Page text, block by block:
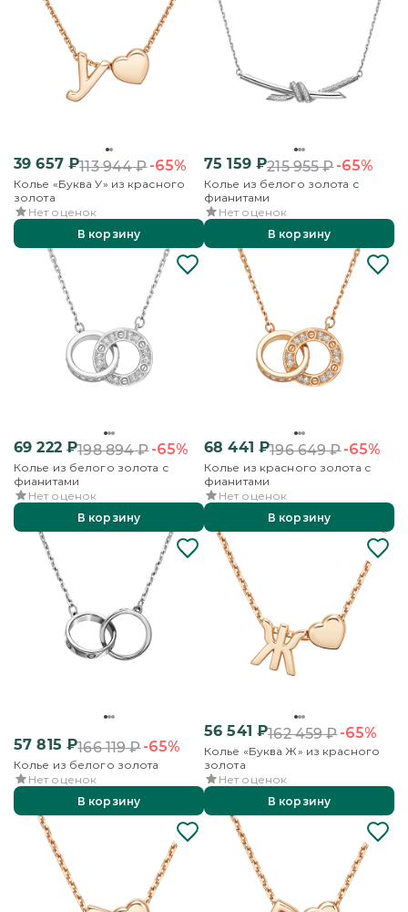
39 657₽113 944₽-65%
Колье «Буква У» из красного
золота
Нет оценок
В корзину
75 159₽215 955₽-65%
Колье из белого золота с
фианитами
Нет оценок
В корзину
69 222₽198 894₽-65%
Колье из белого золота с
фианитами
Нет оценок
В корзину
68 441 ₽196 649₽-65%
Колье из красного золота с
фианитами
Нет оценок
В корзину
57 815 ₽166 119₽-65%
Колье из белого золота
Нет оценок
В корзину
56 541 ₽162 459₽-65%
Колье «Буква Ж» из красного
золота
Нет оценок
В корзину